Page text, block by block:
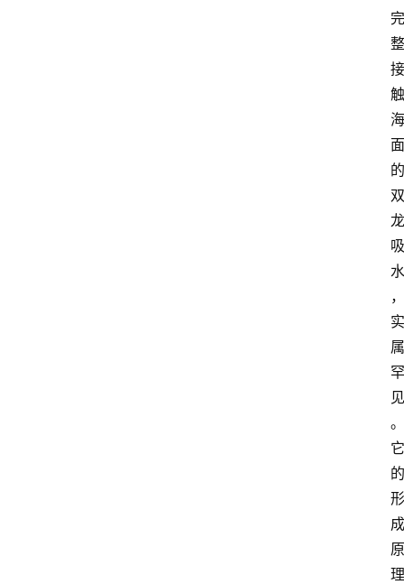
完
整
接
触
海
面
的
双
龙
吸
水
，
实
属
罕
见
。
它
的
形
成
原
理